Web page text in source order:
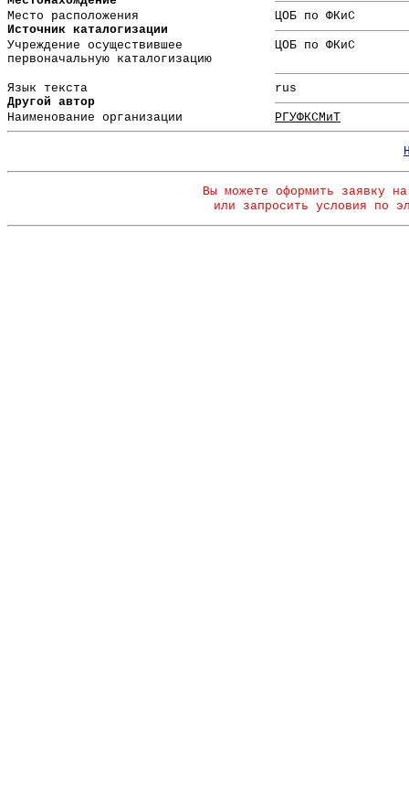
Место расположения
ЦОБ по ФКиС
Источник каталогизации
Учреждение осуществившее
первоначальную каталогизацию
ЦОБ по ФКиС
Язык текста
rus
Другой автор
Наименование организации
РГУФКСМиТ
Вы можете оформить заявку
или запросить условия по